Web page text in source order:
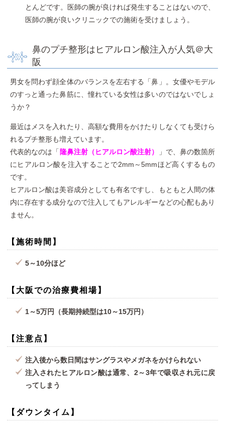
とんどです。医師の腕が良ければ発生することはないので、
医師の腕が良いクリニックでの施術を受けましょう。
鼻のプチ整形はヒアルロン酸注入が人気＠大
阪
男女を問わず顔全体のバランスを左右する「鼻」。女優やモデル
のすっと通った鼻筋に、憧れている女性は多いのではないでしょ
うか？
最近はメスを入れたり、高額な費用をかけたりしなくても受けら
れるプチ整形も増えています。
代表的なのは「 隆鼻注射（ヒアルロン酸注射）
」で、鼻の数箇所
にヒアルロン酸を注入することで2mm～5mmほど高くするもの
です。
ヒアルロン酸は美容成分としても有名ですし、もともと人間の体
内に存在する成分なので注入してもアレルギーなどの心配もあり
ません。
【施術時間】
5～10分ほど
【大阪での治療費相場】
1～5万円（長期持続型は10～15万円）
【注意点】
注入後から数日間はサングラスやメガネをかけられない
注入されたヒアルロン酸は通常、2～3年で吸収され元に戻
ってしまう
【ダウンタイム】